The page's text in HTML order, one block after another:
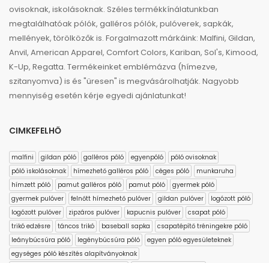
ovisoknak, iskolásoknak. Széles termékkínálatunkban
megtalálhatóak pólók, galléros pólók, pulóverek, sapkák,
mellények, törölközők is. Forgalmazott márkáink: Malfini, Gildan,
Anvil, American Apparel, Comfort Colors, Kariban, Sol's, Kimood,
K-Up, Regatta. Termékeinket emblémázva (hímezve,
szitanyomva) is és "üresen" is megvásárolhatják. Nagyobb
mennyiség esetén kérje egyedi ajánlatunkat!
CIMKEFELHŐ
malfini gildan póló galléros póló egyenpóló
póló ovisoknak
póló iskolásoknak
hímezhető galléros póló céges póló
munkaruha
hímzett póló
pamut galléros póló pamut póló
gyermek póló
gyermek pulóver
felnőtt hímezhető pulóver gildan pulóver
logózott póló
logózott pulóver
zipzáros pulóver kapucnis pulóver
csapat póló
trikó edzésre
táncos trikó baseball sapka
csapatépítő tréningekre póló
leánybúcsúra póló
legénybúcsúra póló
egyen póló egyesületeknek
egységes póló készítés alapítványoknak